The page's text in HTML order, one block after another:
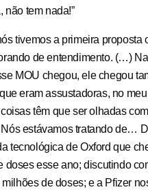
não tem nada!”
tivemos a primeira proposta
de entendimento. (…)
MOU chegou, ele chegou
eram assustadoras, no
têm que ser olhadas
estávamos tratando de…
tecnológica de Oxford que
doses esse ano; discutindo
milhões de doses; e a Pfizer